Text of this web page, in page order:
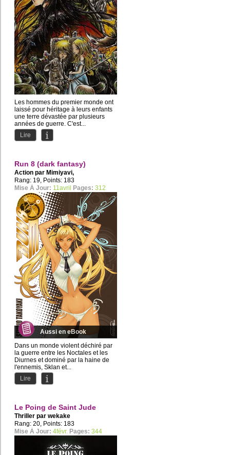
Les hommes du premier monde ont
laissé pour héritage à leurs enfants
une terre dévastée par plusieurs
années de guerre. C'est...
Lire
Run 8 (dark fantasy)
Action par Mimiyavi,
studio.takoyaki
Rang: 19, Points: 183
Mise À Jour: 11avril Pages: 312
Aussi en eBook
Dans un monde violent déchiré par
la guerre entre les Noctales et les
Diurnes et dominé par la haine de
l'ennemis, Sklan et...
Lire
Le Poing de Saint Jude
Thriller par wekake
Rang: 20, Points: 183
Mise À Jour: 4févr. Pages: 344